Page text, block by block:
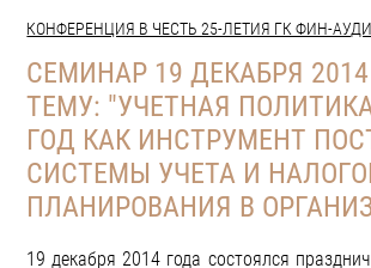
КОНФЕРЕНЦИЯ В ЧЕСТЬ 25-ЛЕТИЯ ГК ФИН-
СЕМИНАР 19 ДЕКАБРЯ
ТЕМУ: "УЧЕТНАЯ
ГОД КАК ИНСТРУМЕНТ
СИСТЕМЫ УЧЕТА И
ПЛАНИРОВАНИЯ В
19 декабря 2014 года состоялся